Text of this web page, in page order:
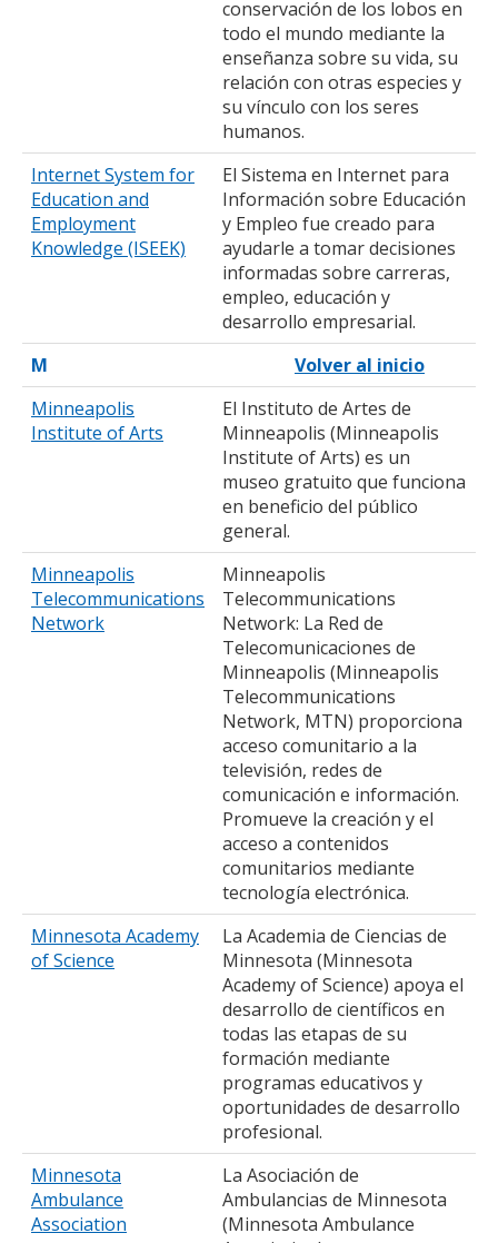
conservación de los lobos en
todo el mundo mediante la
enseñanza sobre su vida, su
relación con otras especies y
su vínculo con los seres
humanos.
Internet System for
Education and
Employment
Knowledge (ISEEK)
El Sistema en Internet para
Información sobre Educación
y Empleo fue creado para
ayudarle a tomar decisiones
informadas sobre carreras,
empleo, educación y
desarrollo empresarial.
M
Volver al inicio
Minneapolis
Institute of Arts
El Instituto de Artes de
Minneapolis (Minneapolis
Institute of Arts) es un
museo gratuito que funciona
en beneficio del público
general.
Minneapolis
Telecommunications
Network
Minneapolis
Telecommunications
Network: La Red de
Telecomunicaciones de
Minneapolis (Minneapolis
Telecommunications
Network, MTN) proporciona
acceso comunitario a la
televisión, redes de
comunicación e información.
Promueve la creación y el
acceso a contenidos
comunitarios mediante
tecnología electrónica.
Minnesota Academy
of Science
La Academia de Ciencias de
Minnesota (Minnesota
Academy of Science) apoya el
desarrollo de científicos en
todas las etapas de su
formación mediante
programas educativos y
oportunidades de desarrollo
profesional.
Minnesota
Ambulance
Association
La Asociación de
Ambulancias de Minnesota
(Minnesota Ambulance